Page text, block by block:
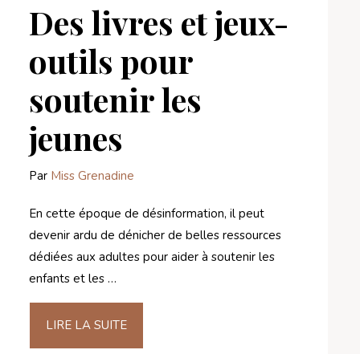
Des livres et jeux-
outils pour
soutenir les
jeunes
Par Miss Grenadine
En cette époque de désinformation, il peut
devenir ardu de dénicher de belles ressources
dédiées aux adultes pour aider à soutenir les
enfants et les …
LIRE LA SUITE